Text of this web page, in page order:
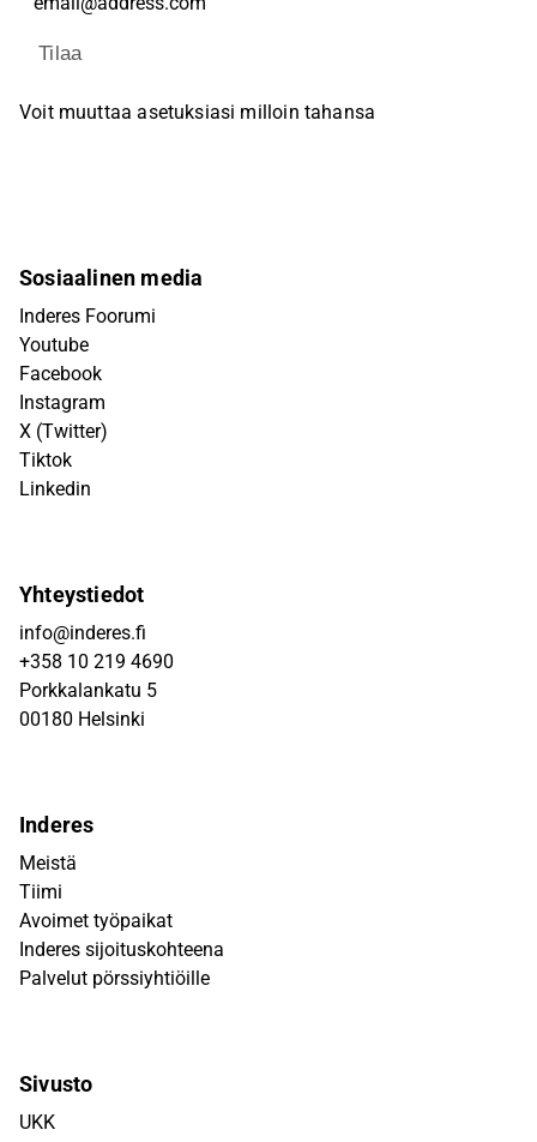
Tilaa
Voit muuttaa asetuksiasi milloin tahansa
Sosiaalinen media
Inderes Foorumi
Youtube
Facebook
Instagram
X (Twitter)
Tiktok
Linkedin
Yhteystiedot
info@inderes.fi
+358 10 219 4690
Porkkalankatu 5
00180 Helsinki
Inderes
Meistä
Tiimi
Avoimet työpaikat
Inderes sijoituskohteena
Palvelut pörssiyhtiöille
Sivusto
UKK